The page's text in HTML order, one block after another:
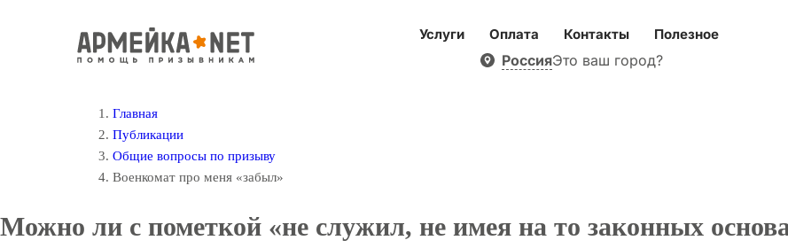
Услуги Оплата Контакты Полезное
РоссияЭто ваш город?
Главная
Публикации
Общие вопросы по призыву
Военкомат про меня «забыл»
Можно ли с пометкой «не служил, не имея на то законных